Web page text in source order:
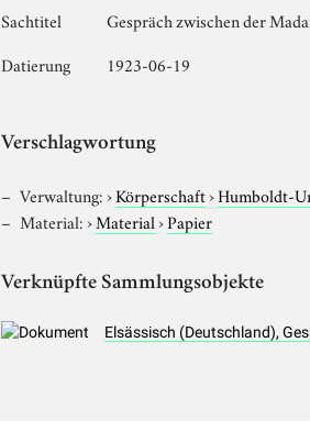
Sachtitel
Gespräch zwischen der
Datierung
1923-06-19
Verschlagwortung
Verwaltung:›Körperschaft›Humboldt-
Material:›Material›Papier
Verknüpfte Sammlungsobjekte
Elsässisch (Deutschland),